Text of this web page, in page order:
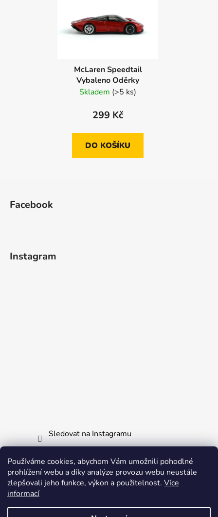
Používáme cookies, abychom Vám umožnili pohodlné
prohlížení webu a díky analýze provozu webu neustále
zlepšovali jeho funkce, výkon a použitelnost. Více
informací
McLaren Speedtail
Vybaleno Oděrky
Skladem (>5 ks)
299 Kč
DO KOŠÍKU
Facebook
Instagram
Sledovat na Instagramu
Informace pro vás
Obchodní podmínky